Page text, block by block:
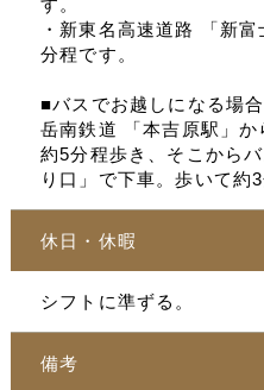
・新東名高速道路 「新
分程です。
■バスでお越しになる場合
岳南鉄道 「本吉原駅」
約5分程歩き、そこから
り口」で下車。歩いて約
休日・休暇
シフトに準ずる。
備考